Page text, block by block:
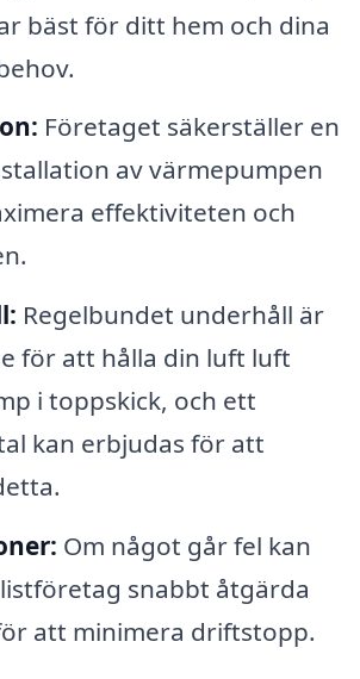
bäst för ditt hem och dina
Företaget säkerställer en
av värmepumpen
effektiviteten och
Regelbundet underhåll är
för att hålla din luft luft
i toppskick, och ett
kan erbjudas för att
Om något går fel kan
snabbt åtgärda
att minimera driftstopp.